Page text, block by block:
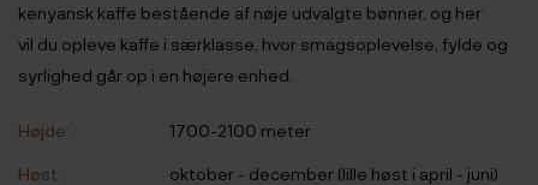
kenyansk kaffe bestående af nøje udvalgte bønner, og her
vil du opleve kaffe i særklasse, hvor smagsoplevelse, fylde og
syrlighed går op i en højere enhed.
Højde:
1700-2100 meter
Høst:
oktober - december (lille høst i april - juni)